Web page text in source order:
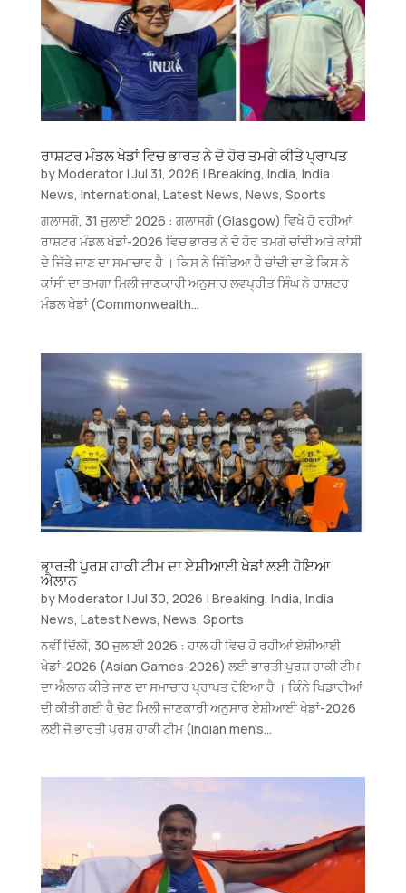
ਰਾਸ਼ਟਰ ਮੰਡਲ ਖੇਡਾਂ ਵਿਚ ਭਾਰਤ ਨੇ ਦੋ ਹੋਰ ਤਮਗੇ ਕੀਤੇ ਪ੍ਰਾਪਤ
byModerator|Jul 31, 2026 | Breaking, India, India
News, International, Latest News, News, Sports
ਗਲਾਸਗੋ, 31 ਜੁਲਾਈ 2026 : ਗਲਾਸਗੋ (Glasgow) ਵਿਖੇ ਹੋ ਰਹੀਆਂ
ਰਾਸ਼ਟਰ ਮੰਡਲ ਖੇਡਾਂ-2026 ਵਿਚ ਭਾਰਤ ਨੇ ਦੋ ਹੋਰ ਤਮਗੇ ਚਾਂਦੀ ਅਤੇ ਕਾਂਸੀ
ਦੇ ਜਿੱਤੇ ਜਾਣ ਦਾ ਸਮਾਚਾਰ ਹੈ । ਕਿਸ ਨੇ ਜਿੱਤਿਆ ਹੈ ਚਾਂਦੀ ਦਾ ਤੇ ਕਿਸ ਨੇ
ਕਾਂਸੀ ਦਾ ਤਮਗਾ ਮਿਲੀ ਜਾਣਕਾਰੀ ਅਨੁਸਾਰ ਲਵਪ੍ਰੀਤ ਸਿੰਘ ਨੇ ਰਾਸ਼ਟਰ
ਮੰਡਲ ਖੇਡਾਂ (Commonwealth...
ਭਾਰਤੀ ਪੁਰਸ਼ ਹਾਕੀ ਟੀਮ ਦਾ ਏਸ਼ੀਆਈ ਖੇਡਾਂ ਲਈ ਹੋਇਆ
ਐਲਾਨ
byModerator|Jul 30, 2026 | Breaking, India, India
News, Latest News, News, Sports
ਨਵੀਂ ਦਿੱਲੀ, 30 ਜੁਲਾਈ 2026 : ਹਾਲ ਹੀ ਵਿਚ ਹੋ ਰਹੀਆਂ ਏਸ਼ੀਆਈ
ਖੇਡਾਂ-2026 (Asian Games-2026) ਲਈ ਭਾਰਤੀ ਪੁਰਸ਼ ਹਾਕੀ ਟੀਮ
ਦਾ ਐਲਾਨ ਕੀਤੇ ਜਾਣ ਦਾ ਸਮਾਚਾਰ ਪ੍ਰਾਪਤ ਹੋਇਆ ਹੈ । ਕਿੰਨੇ ਖਿਡਾਰੀਆਂ
ਦੀ ਕੀਤੀ ਗਈ ਹੈ ਚੋਣ ਮਿਲੀ ਜਾਣਕਾਰੀ ਅਨੁਸਾਰ ਏਸ਼ੀਆਈ ਖੇਡਾਂ-2026
ਲਈ ਜੋ ਭਾਰਤੀ ਪੁਰਸ਼ ਹਾਕੀ ਟੀਮ (Indian men's...